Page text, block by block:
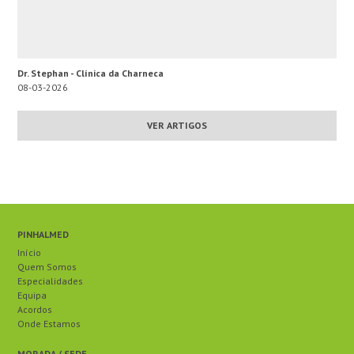
Dr. Stephan - Clínica da Charneca
08-03-2026
VER ARTIGOS
PINHALMED
Início
Quem Somos
Especialidades
Equipa
Acordos
Onde Estamos